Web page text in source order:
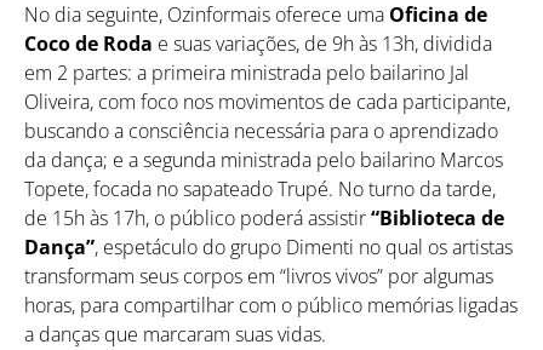
No dia seguinte, Ozinformais oferece uma Oficina de
Coco de Roda e suas variações, de 9h às 13h, dividida
em 2 partes: a primeira ministrada pelo bailarino Jal
Oliveira, com foco nos movimentos de cada participante,
buscando a consciência necessária para o aprendizado
da dança; e a segunda ministrada pelo bailarino Marcos
Topete, focada no sapateado Trupé. No turno da tarde,
de 15h às 17h, o público poderá assistir“Biblioteca de
Dança”, espetáculo do grupo Dimenti no qual os artistas
transformam seus corpos em “livros vivos” por algumas
horas, para compartilhar com o público memórias ligadas
a danças que marcaram suas vidas.